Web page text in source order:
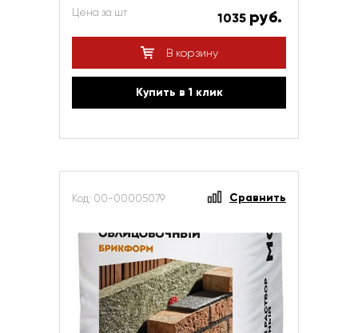
Цена за шт 1035 руб.
В корзину
Купить в 1 клик
Код: 00-00005079 Сравнить